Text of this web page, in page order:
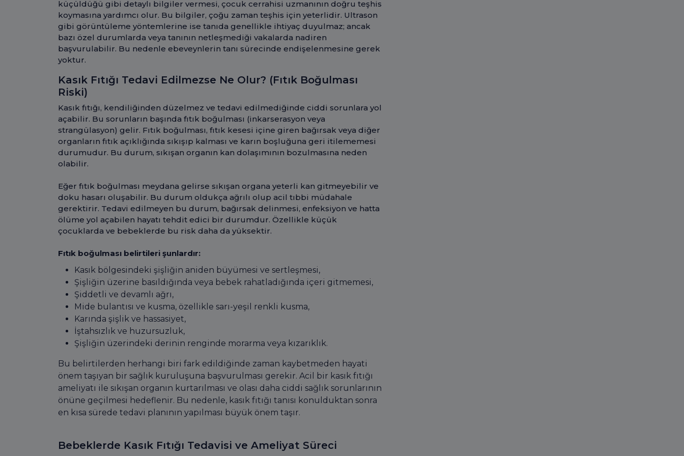
küçüldüğü gibi detaylı bilgiler vermesi, çocuk cerrahisi uzmanının doğru teşhis
koymasına yardımcı olur. Bu bilgiler, çoğu zaman teşhis için yeterlidir. Ultrason
gibi görüntüleme yöntemlerine ise tanıda genellikle ihtiyaç duyulmaz; ancak
bazı özel durumlarda veya tanının netleşmediği vakalarda nadiren
başvurulabilir. Bu nedenle ebeveynlerin tanı sürecinde endişelenmesine gerek
yoktur.
Kasık Fıtığı Tedavi Edilmezse Ne Olur? (Fıtık Boğulması
Riski)
Kasık fıtığı, kendiliğinden düzelmez ve tedavi edilmediğinde ciddi sorunlara yol
açabilir. Bu sorunların başında fıtık boğulması (inkarserasyon veya
strangülasyon) gelir. Fıtık boğulması, fıtık kesesi içine giren bağırsak veya diğer
organların fıtık açıklığında sıkışıp kalması ve karın boşluğuna geri itilememesi
durumudur. Bu durum, sıkışan organın kan dolaşımının bozulmasına neden
olabilir.
Eğer fıtık boğulması meydana gelirse sıkışan organa yeterli kan gitmeyebilir ve
doku hasarı oluşabilir. Bu durum oldukça ağrılı olup acil tıbbi müdahale
gerektirir. Tedavi edilmeyen bu durum, bağırsak delinmesi, enfeksiyon ve hatta
ölüme yol açabilen hayatı tehdit edici bir durumdur. Özellikle küçük
çocuklarda ve bebeklerde bu risk daha da yüksektir.
Fıtık boğulması belirtileri şunlardır:
Kasık bölgesindeki şişliğin aniden büyümesi ve sertleşmesi,
Şişliğin üzerine basıldığında veya bebek rahatladığında içeri gitmemesi,
Şiddetli ve devamlı ağrı,
Mide bulantısı ve kusma, özellikle sarı-yeşil renkli kusma,
Karında şişlik ve hassasiyet,
İştahsızlık ve huzursuzluk,
Şişliğin üzerindeki derinin renginde morarma veya kızarıklık.
Bu belirtilerden herhangi biri fark edildiğinde zaman kaybetmeden hayati
önem taşıyan bir sağlık kuruluşuna başvurulması gerekir. Acil bir kasık fıtığı
ameliyatı ile sıkışan organın kurtarılması ve olası daha ciddi sağlık sorunlarının
önüne geçilmesi hedeflenir. Bu nedenle, kasık fıtığı tanısı konulduktan sonra
en kısa sürede tedavi planının yapılması büyük önem taşır.
Bebeklerde Kasık Fıtığı Tedavisi ve Ameliyat Süreci